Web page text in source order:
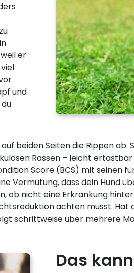
er
und
beiden Seiten die Rippen ab.
Rassen – leicht
Score (BCS) mit seinen
Vermutung, dass dein Hund
ob nicht eine Erkrankung
achten musst. Hat
schrittweise über mehrere
Das